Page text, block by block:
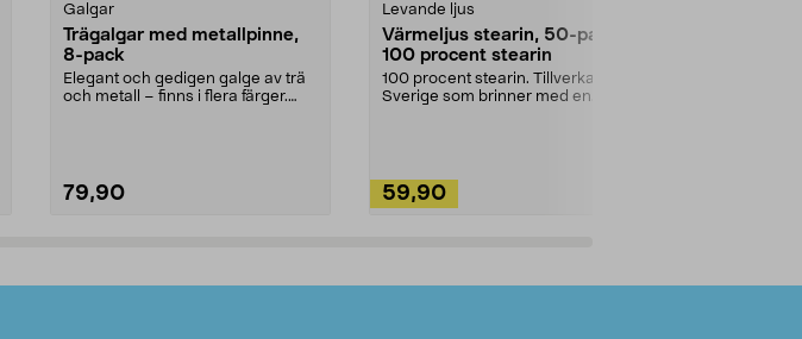
Galgar
Trägalgar med metallpinne,
8-pack
Elegant och gedigen galge av trä
och metall – finns i flera färger.
79,90
Levande ljus
Värmeljus stearin, 50-pack,
100 procent stearin
100 procent stearin. Tillverkade i
Sverige som brinner med en
59,90